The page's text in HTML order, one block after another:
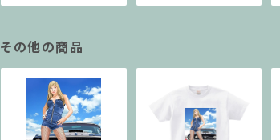
その他の商品